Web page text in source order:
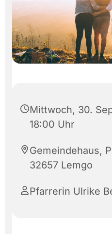
Mittwoch, 30.
18:00 Uhr
Gemeindehaus,
32657 Lemgo
Pfarrerin Ulrike